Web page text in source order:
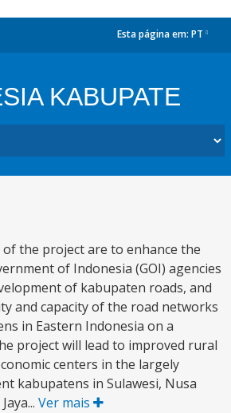
Esta página em: PT
KABUPATE
the project are to enhance the
of Indonesia (GOI) agencies
of kabupaten roads, and
and capacity of the road networks
in Eastern Indonesia on a
project will lead to improved rural
centers in the largely
kabupatens in Sulawesi, Nusa
Ver mais